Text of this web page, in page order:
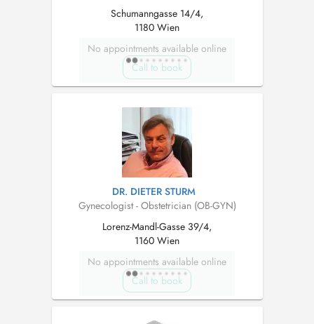
Schumanngasse 14/4,
1180 Wien
No appointments available online
Call to book
DR. DIETER STURM
Gynecologist - Obstetrician (OB-GYN)
Lorenz-Mandl-Gasse 39/4,
1160 Wien
No appointments available online
Call to book